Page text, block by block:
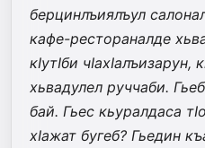
берцинлъиялъул
кафе-рестораналде
кIутIби чIахIалъизарун,
хьвадулел руччаби.
бай. Гьес кьуралдаса
хIажат бугеб? Гьедин